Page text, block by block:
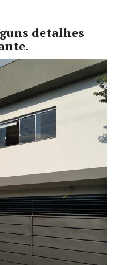
detalhes